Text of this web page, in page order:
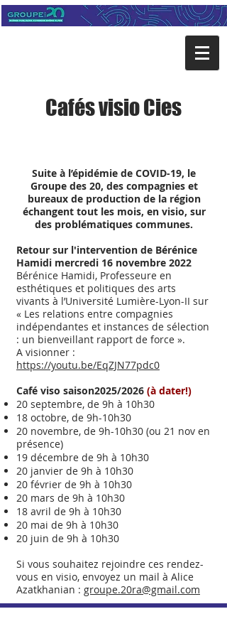
Cafés visio Cies
Suite à l’épidémie de COVID-19, le
Groupe des 20, des compagnies et
bureaux de production de la région
échangent tout les mois, en visio, sur
des problématiques communes.
Retour sur l'intervention de Bérénice
Hamidi mercredi 16 novembre 2022
Bérénice Hamidi, Professeure en
esthétiques et politiques des arts
vivants à l’Université Lumière-Lyon-II sur
« Les relations entre compagnies
indépendantes et instances de sélection
: un bienveillant rapport de force ».
A visionner :
https://youtu.be/EqZJN77pdc0
Café viso saison2025/2026 (à dater!)
20 septembre, de 9h à 10h30
18 octobre, de 9h-10h30
20 novembre, de 9h-10h30 (ou 21 nov en
présence)
19 décembre de 9h à 10h30
20 janvier de 9h à 10h30
20 février de 9h à 10h30
20 mars de 9h à 10h30
18 avril de 9h à 10h30
20 mai de 9h à 10h30
20 juin de 9h à 10h30
Si vous souhaitez rejoindre ces rendez-
vous en visio, envoyez un mail à Alice
Azatkhanian : groupe.20ra@gmail.com